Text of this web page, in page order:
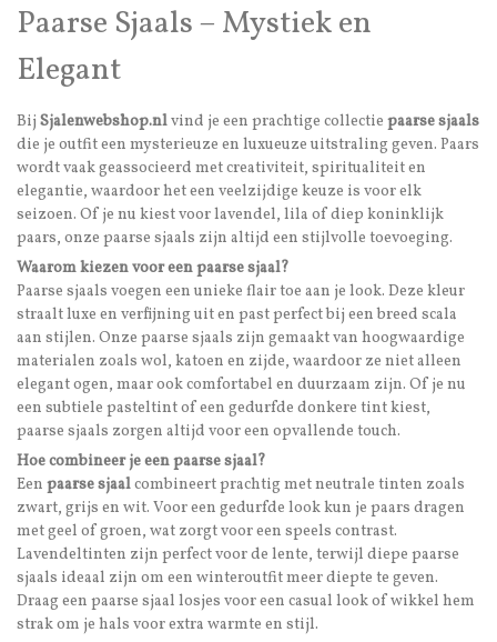
Paarse Sjaals – Mystiek en
Elegant
Bij Sjalenwebshop.nlvind je een prachtige collectie paarse sjaals
die je outfit een mysterieuze en luxueuze uitstraling geven. Paars
wordt vaak geassocieerd met creativiteit, spiritualiteit en
elegantie, waardoor het een veelzijdige keuze is voor elk
seizoen. Of je nu kiest voor lavendel, lila of diep koninklijk
paars, onze paarse sjaals zijn altijd een stijlvolle toevoeging.
Waarom kiezen voor een paarse sjaal?
Paarse sjaals voegen een unieke flair toe aan je look. Deze kleur
straalt luxe en verfijning uit en past perfect bij een breed scala
aan stijlen. Onze paarse sjaals zijn gemaakt van hoogwaardige
materialen zoals wol, katoen en zijde, waardoor ze niet alleen
elegant ogen, maar ook comfortabel en duurzaam zijn. Of je nu
een subtiele pasteltint of een gedurfde donkere tint kiest,
paarse sjaals zorgen altijd voor een opvallende touch.
Hoe combineer je een paarse sjaal?
Een paarse sjaalcombineert prachtig met neutrale tinten zoals
zwart, grijs en wit. Voor een gedurfde look kun je paars dragen
met geel of groen, wat zorgt voor een speels contrast.
Lavendeltinten zijn perfect voor de lente, terwijl diepe paarse
sjaals ideaal zijn om een winteroutfit meer diepte te geven.
Draag een paarse sjaal losjes voor een casual look of wikkel hem
strak om je hals voor extra warmte en stijl.